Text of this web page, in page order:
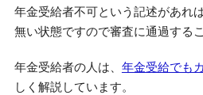
年金受給者不可という記述があれ
無い状態ですので審査に通過する
年金受給者の人は、 年金受給でも
しく解説しています。